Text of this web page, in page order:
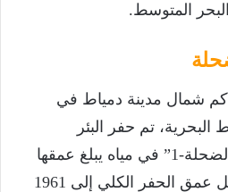
المتوسط.
يقع الكشف على بُعد 60 كم شمال مدينة دمياط في
تم حفر البئر
الاستكشافية “القطامية الضحلة-1” في مياه يبلغ عمقها
108 أمتار فقط، بينما وصل عمق الحفر الكلي إلى 1961